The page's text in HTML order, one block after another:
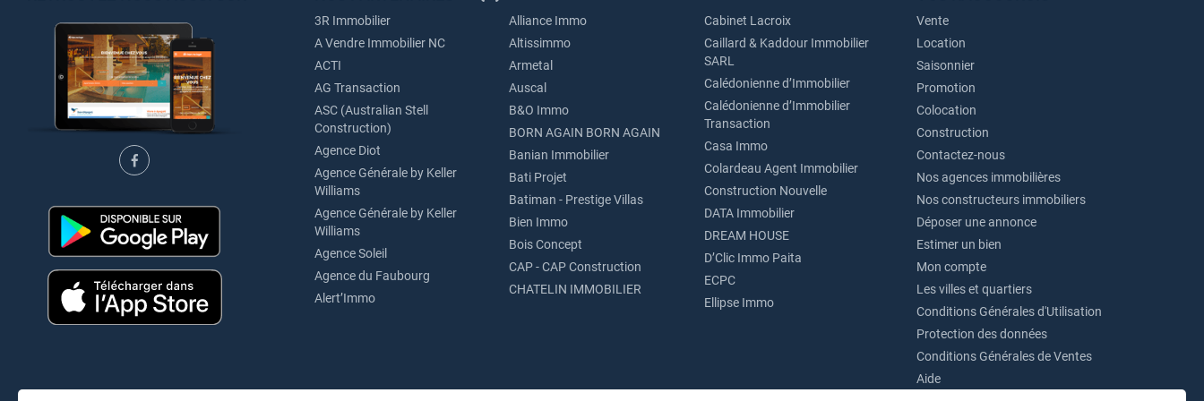
3R Immobilier
A Vendre Immobilier NC
ACTI
AG Transaction
ASC (Australian Stell
Construction)
Agence Diot
Agence Générale by Keller
Williams
Agence Générale by Keller
Williams
Agence Soleil
Agence du Faubourg
Alert’Immo
Alliance Immo
Altissimmo
Armetal
Auscal
B&O Immo
BORN AGAIN BORN AGAIN
Banian Immobilier
Bati Projet
Batiman - Prestige Villas
Bien Immo
Bois Concept
CAP - CAP Construction
CHATELIN IMMOBILIER
Cabinet Lacroix
Caillard & Kaddour Immobilier
SARL
Calédonienne d’Immobilier
Calédonienne d’Immobilier
Transaction
Casa Immo
Colardeau Agent Immobilier
Construction Nouvelle
DATA Immobilier
DREAM HOUSE
D’Clic Immo Paita
ECPC
Ellipse Immo
Vente
Location
Saisonnier
Promotion
Colocation
Construction
Contactez-nous
Nos agences immobilières
Nos constructeurs immobiliers
Déposer une annonce
Estimer un bien
Mon compte
Les villes et quartiers
Conditions Générales d'Utilisation
Protection des données
Conditions Générales de Ventes
Aide